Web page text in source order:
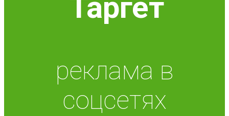
Таргет
реклама в
соцсетях